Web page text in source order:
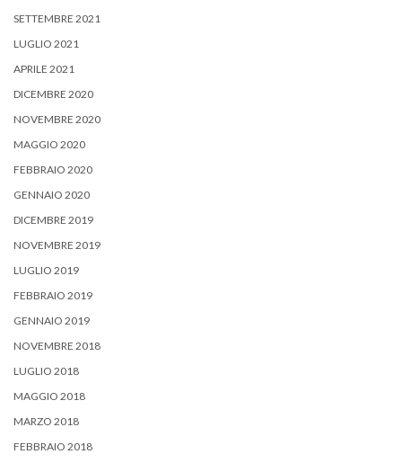
SETTEMBRE 2021
LUGLIO 2021
APRILE 2021
DICEMBRE 2020
NOVEMBRE 2020
MAGGIO 2020
FEBBRAIO 2020
GENNAIO 2020
DICEMBRE 2019
NOVEMBRE 2019
LUGLIO 2019
FEBBRAIO 2019
GENNAIO 2019
NOVEMBRE 2018
LUGLIO 2018
MAGGIO 2018
MARZO 2018
FEBBRAIO 2018